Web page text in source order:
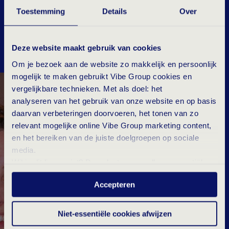
Toestemming Details Over
Deze website maakt gebruik van cookies
Om je bezoek aan de website zo makkelijk en persoonlijk
mogelijk te maken gebruikt Vibe Group cookies en
vergelijkbare technieken. Met als doel: het
analyseren van het gebruik van onze website en op basis
daarvan verbeteringen doorvoeren, het tonen van zo
relevant mogelijke online Vibe Group marketing content,
en het bereiken van de juiste doelgroepen op sociale
media.
en statistische cookies tijdens je bezoek. Meer weten?
Klik hierboven op 'Details' of lees onze
privacyverklaring.
Accepteren
Niet-essentiële cookies afwijzen
internationaal tech staffing & consulting specialist
sinds 2011 met vestigingen in Nederland, België en